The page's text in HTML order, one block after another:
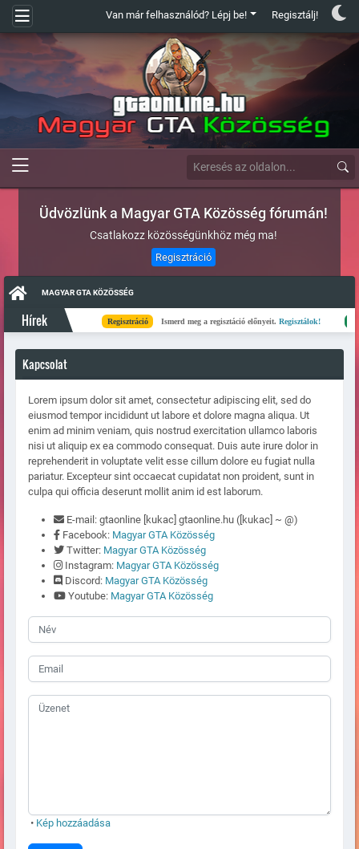
Van már felhasználód? Lépj be! Regisztálj!
Üdvözlünk a Magyar GTA Közösség fórumán!
Csatlakozz közösségünkhöz még ma!
Regisztráció
MAGYAR GTA KÖZÖSSÉG
Hírek Regisztráció Ismerd meg a regisztáció előnyeit.Regisztálok! Kész
Kapcsolat
Lorem ipsum dolor sit amet, consectetur adipiscing elit, sed do
eiusmod tempor incididunt ut labore et dolore magna aliqua. Ut
enim ad minim veniam, quis nostrud exercitation ullamco laboris
nisi ut aliquip ex ea commodo consequat. Duis aute irure dolor in
reprehenderit in voluptate velit esse cillum dolore eu fugiat nulla
pariatur. Excepteur sint occaecat cupidatat non proident, sunt in
culpa qui officia deserunt mollit anim id est laborum.
E-mail: gtaonline [kukac] gtaonline.hu ([kukac] ~ @)
Facebook: Magyar GTA Közösség
Twitter: Magyar GTA Közösség
Instagram: Magyar GTA Közösség
Discord: Magyar GTA Közösség
Youtube: Magyar GTA Közösség
• Kép hozzáadása